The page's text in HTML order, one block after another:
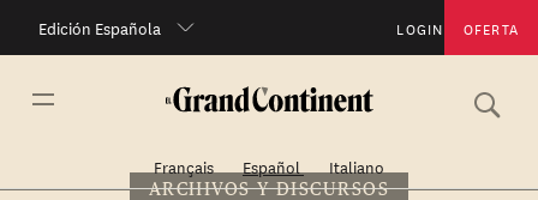
Edición Española LOGIN OFERTA
Français Español Italiano
ARCHIVOS Y DISCURSOS